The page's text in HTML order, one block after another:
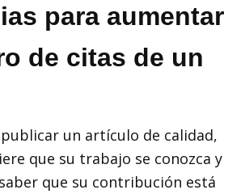
para aumentar
de citas de un
un artículo de calidad,
que su trabajo se conozca y
que su contribución está